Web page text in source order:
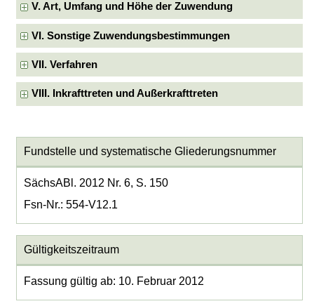
V. Art, Umfang und Höhe der Zuwendung
VI. Sonstige Zuwendungsbestimmungen
VII. Verfahren
VIII. Inkrafttreten und Außerkrafttreten
Fundstelle und systematische Gliederungsnummer
SächsABl. 2012 Nr. 6, S. 150
Fsn-Nr.: 554-V12.1
Gültigkeitszeitraum
Fassung gültig ab: 10. Februar 2012